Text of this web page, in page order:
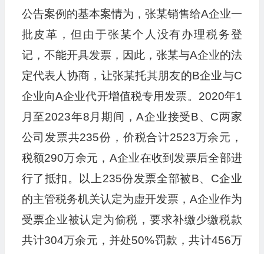
公告案例的基本案情为，张某销售给A企业一
批皮革，但由于张某个人没有办理税务登
记，不能开具发票，因此，张某与A企业的法
定代表人协商，让张某托其朋友的B企业与C
企业向A企业代开增值税专用发票。2020年1
月至2023年8月期间，A企业接受B、C两家
公司发票共235份，价税合计2523万余元，
税额290万余元，A企业在收到发票后全部进
行了抵扣。以上235份发票全部被B、C企业
的主管税务机关认定为虚开发票，A企业作为
受票企业被认定为偷税，要求补缴少缴税款
共计304万余元，并处50%罚款，共计456万